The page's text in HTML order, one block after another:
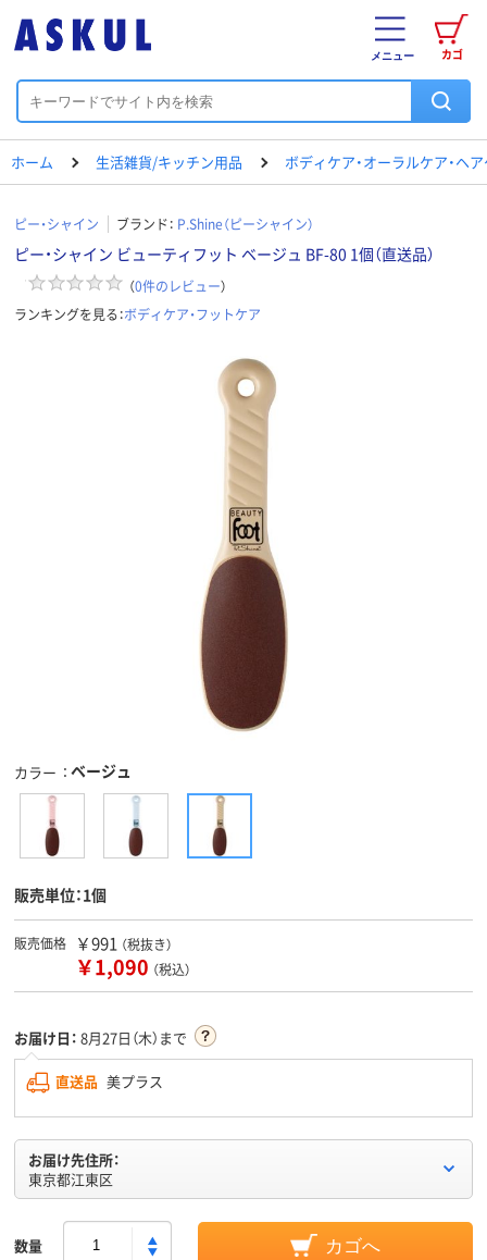
カゴ
メニュー
ホーム 生活雑貨/キッチン用品 ボディケア・オーラルケア・ヘ
ピー・シャイン ブランド： P.Shine（ピーシャイン）
ピー・シャイン ビューティフット ベージュ BF-80 1個（直送品）
（0件のレビュー）
ランキングを見る：ボディケア・フットケア
カラー ベージュ
販売単位：1個
販売価格 ￥991 （税抜き）
￥1,090 （税込）
お届け日： 8月27日（木）まで
直送品 美プラス
お届け先住所：
東京都江東区
数量 カゴへ